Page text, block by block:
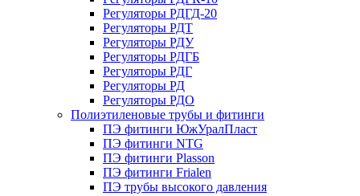
Регуляторы РДГД-20
Регуляторы РДТ
Регуляторы РДУ
Регуляторы РДГБ
Регуляторы РДГ
Регуляторы РД
Регуляторы РДО
Полиэтиленовые трубы и фитинги
ПЭ фитинги ЮжУралПласт
ПЭ фитинги NTG
ПЭ фитинги Plasson
ПЭ фитинги Frialen
ПЭ трубы высокого давления